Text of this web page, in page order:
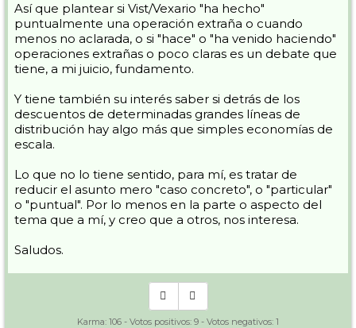
Así que plantear si Vist/Vexario "ha hecho"
puntualmente una operación extraña o cuando
menos no aclarada, o si "hace" o "ha venido haciendo"
operaciones extrañas o poco claras es un debate que
tiene, a mi juicio, fundamento.
Y tiene también su interés saber si detrás de los
descuentos de determinadas grandes líneas de
distribución hay algo más que simples economías de
escala.
Lo que no lo tiene sentido, para mí, es tratar de
reducir el asunto mero "caso concreto", o "particular"
o "puntual". Por lo menos en la parte o aspecto del
tema que a mí, y creo que a otros, nos interesa.
Saludos.
Karma: 106 - Votos positivos: 9 - Votos negativos: 1